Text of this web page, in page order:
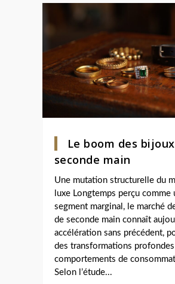
Le boom des
seconde main
Une mutation structurelle du
luxe Longtemps perçu comme
segment marginal, le marché
de seconde main connaît
accélération sans précédent,
des transformations profondes
comportements de
Selon l’étude...